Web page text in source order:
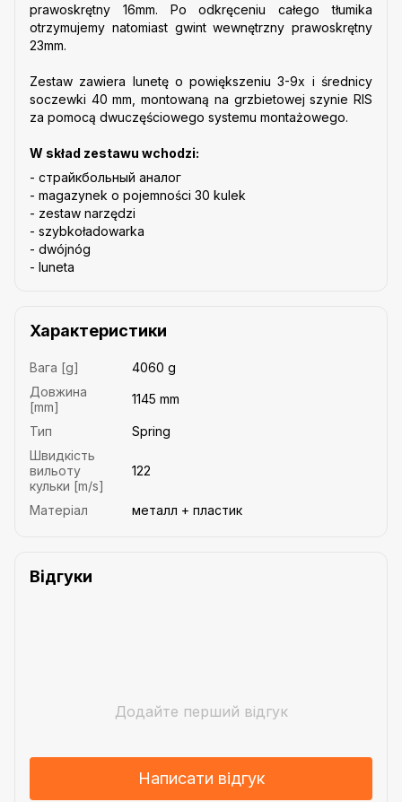
prawoskrętny 16mm. Po odkręceniu całego tłumika
otrzymujemy natomiast gwint wewnętrzny prawoskrętny
23mm.
Zestaw zawiera lunetę o powiększeniu 3-9x i średnicy
soczewki 40 mm, montowaną na grzbietowej szynie RIS
za pomocą dwuczęściowego systemu montażowego.
W skład zestawu wchodzi:
- cтрайкбольный аналог
- magazynek o pojemności 30 kulek
- zestaw narzędzi
- szybkoładowarka
- dwójnóg
- luneta
Характеристики
Вага [g]
4060 g
Довжина
[mm]
1145 mm
Тип
Spring
Швидкість
вильоту
кульки [m/s]
122
Матеріал металл + пластик
Відгуки
Додайте перший відгук
Написати відгук